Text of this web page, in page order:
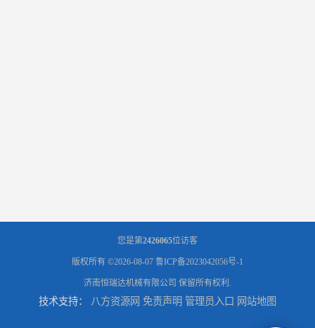
您是第2426065位访客
版权所有 ©2026-08-07 鲁ICP备2023042056号-1
济南恒瑞达机械有限公司 保留所有权利.
技术支持： 八方资源网 免责声明 管理员入口 网站地图